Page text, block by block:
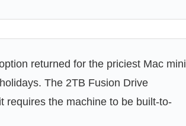
returned for the priciest Mac mini
The 2TB Fusion Drive
requires the machine to be built-to-